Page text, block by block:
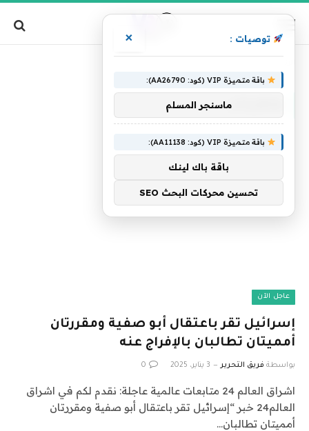
ومقررتان
عاجل الآن
إسرائيل تقر باعتقال أبو صفية ومقررتان
أمميتان تطالبان بالإفراج عنه
بواسطة فريق التحرير 3 يناير، 2025 0
اشراق العالم 24 متابعات عالمية عاجلة: نقدم لكم في اشراق
العالم24 خبر “إسرائيل تقر باعتقال أبو صفية ومقررتان
أمميتان تطالبان…
توصيات : ×
باقة متميزة VIP (كود: AA26790):
ماسنجر المسلم
باقة متميزة VIP (كود: AA11138):
باقة باك لينك
تحسين محركات البحث SEO